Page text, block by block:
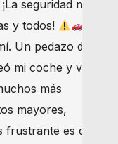
seguridad nos
y todos!
Un pedazo de
mi coche y vi
más
mayores,
es que